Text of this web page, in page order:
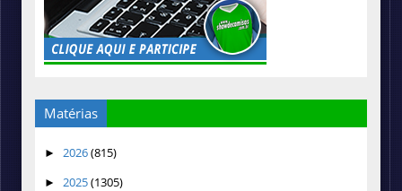
Matérias
► 2026(815)
► 2025(1305)